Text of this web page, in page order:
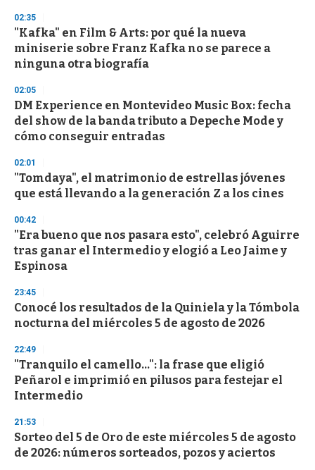
d
s
o
f
3
s
e
c
o
n
02:35
"Kafka" en Film & Arts: por qué la nueva
miniserie sobre Franz Kafka no se parece a
ninguna otra biografía
02:05
DM Experience en Montevideo Music Box: fecha
del show de la banda tributo a Depeche Mode y
cómo conseguir entradas
02:01
"Tomdaya", el matrimonio de estrellas jóvenes
que está llevando a la generación Z a los cines
00:42
"Era bueno que nos pasara esto", celebró Aguirre
tras ganar el Intermedio y elogió a Leo Jaime y
Espinosa
23:45
Conocé los resultados de la Quiniela y la Tómbola
nocturna del miércoles 5 de agosto de 2026
22:49
"Tranquilo el camello...": la frase que eligió
Peñarol e imprimió en pilusos para festejar el
Intermedio
21:53
Sorteo del 5 de Oro de este miércoles 5 de agosto
de 2026: números sorteados, pozos y aciertos